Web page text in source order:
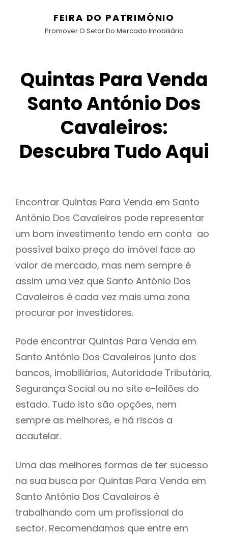
FEIRA DO PATRIMÓNIO
Promover O Setor Do Mercado Imobiliário
Quintas Para Venda
Santo António Dos
Cavaleiros:
Descubra Tudo Aqui
Encontrar Quintas Para Venda em Santo
António Dos Cavaleiros pode representar
um bom investimento tendo em conta ao
possível baixo preço do imóvel face ao
valor de mercado, mas nem sempre é
assim uma vez que Santo António Dos
Cavaleiros é cada vez mais uma zona
procurar por investidores.
Pode encontrar Quintas Para Venda em
Santo António Dos Cavaleiros junto dos
bancos, imobiliárias, Autoridade Tributária,
Segurança Social ou no site e-leilões do
estado. Tudo isto são opções, nem
sempre as melhores, e há riscos a
acautelar.
Uma das melhores formas de ter sucesso
na sua busca por Quintas Para Venda em
Santo António Dos Cavaleiros é
trabalhando com um profissional do
sector. Recomendamos que entre em